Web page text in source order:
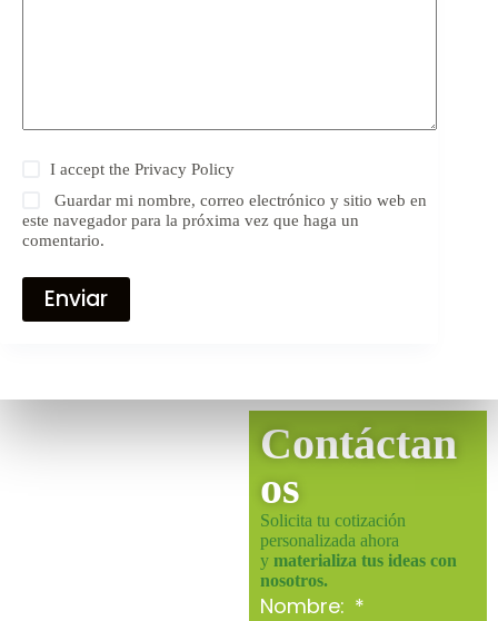
I accept thePrivacy Policy
Guardar mi nombre, correo electrónico y sitio web en
este navegador para la próxima vez que haga un
comentario.
Enviar
Contáctan
os
Solicita tu cotización
personalizada ahora
y materializa tus ideas con
nosotros.
Nombre: